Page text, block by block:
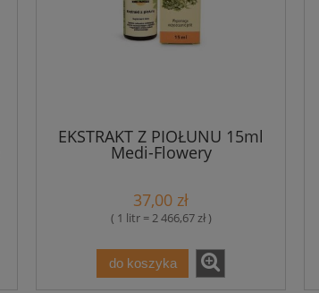
EKSTRAKT Z PIOŁUNU 15ml
Medi-Flowery
37,00 zł
( 1 litr = 2 466,67 zł )
do koszyka